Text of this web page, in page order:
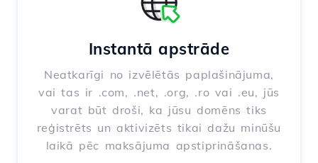
Instantā apstrāde
Neatkarīgi no izvēlētās paplašinājuma,
vai tas ir .com, .net, .org, .ro vai .eu, jūs
varat būt droši, ka jūsu domēns tiks
reģistrēts un aktivizēts tikai dažu minūšu
laikā pēc maksājuma apstiprināšanas.